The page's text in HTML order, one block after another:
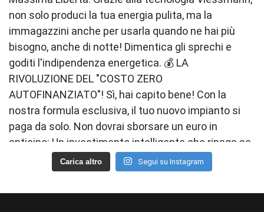
Carica altro Segui su Instagram